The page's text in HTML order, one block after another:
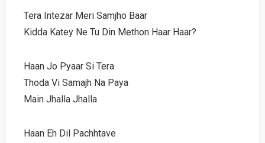
Tera Intezar Meri Samjho Baar
Kidda Katey Ne Tu Din Methon Haar Haar?
Haan Jo Pyaar Si Tera
Thoda Vi Samajh Na Paya
Main Jhalla Jhalla
Haan Eh Dil Pachhtave